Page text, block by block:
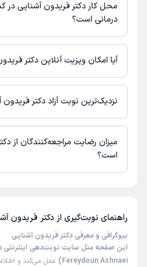
این پزشک را پیشنهاد میکنم
دکتر بسیار با حوصله، خوش اخلاق
این پزشک را پیشنهاد میکنم
زمان انتظار: 15-45 دقیقه
سپیده
این پزشک را پیشنهاد میکنم
زمان انتظار:0-15 دقیقه
محل کار دکتر فریدون آشنایی در
درمانی است؟
دکتر فریدون آشنایی در مراکز زیر فعالیت
بیمارستان نیکان اقدسیه تهران
آیا امکان ویزیت آنلاین دکتر
در حال حاضر دکتر فریدون آشنایی مشاوره
دارند.نزدیک‌ترین نوبت آزاد دکتر
دکتر فریدون آشنایی از روز پنج‌شنبه 15 مرداد 1405 بیمار جدید می‌پذیرند.
میزان رضایت مراجعه‌کنندگان از
است؟
راهنمای نوبت‌گیری از دکتر فریدون
بیوگرافی و معرفی دکتر فریدون آشنایی
Fereydoun Ashnaei)
عمل می‌کند و